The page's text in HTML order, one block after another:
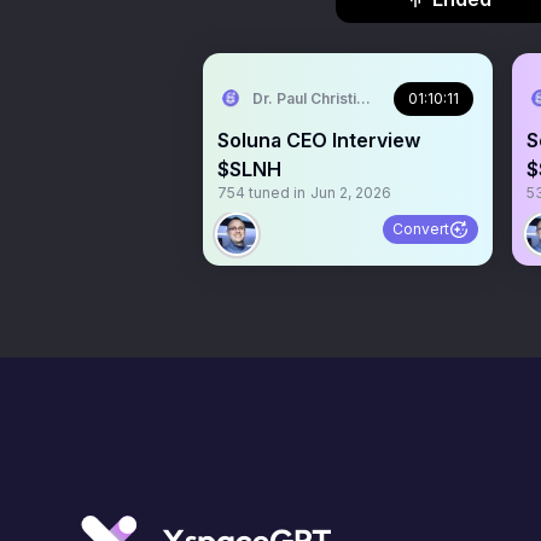
Dr. Paul Christianson 01:10:11
Soluna CEO Interview
$SLNH
754 tuned in Jun 2, 2026
Convert